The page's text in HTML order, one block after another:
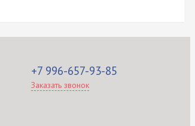
+7 996-657-93-85
Заказать звонок